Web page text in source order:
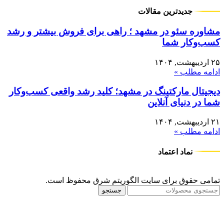
جدیدترین مقالات
مشاوره سئو در مشهد ؛ راهی برای فروش بیشتر و رشد
کسب‌وکار شما
۲۵ اردیبهشت, ۱۴۰۴
ادامه مطلب »
دیجیتال مارکتینگ در مشهد؛ کلید رشد واقعی کسب‌وکار
شما در دنیای آنلاین
۲۱ اردیبهشت, ۱۴۰۴
ادامه مطلب »
نماد اعتماد
تمامی حقوق برای سایت الگوریتم شرق محفوظ است.
جستجو